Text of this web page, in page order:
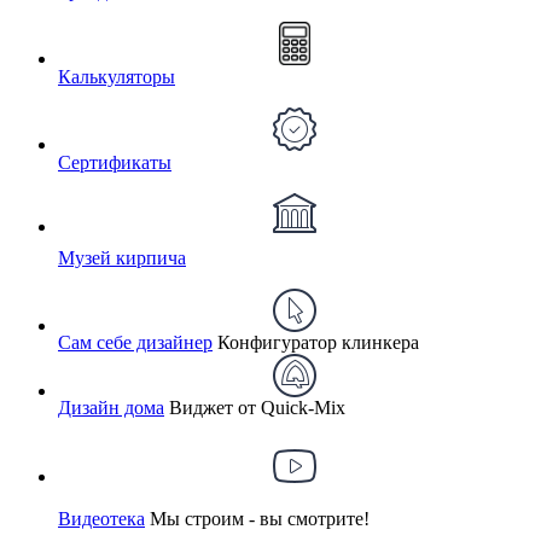
Калькуляторы
Сертификаты
Музей кирпича
Сам себе дизайнер Конфигуратор клинкера
Дизайн дома Виджет от Quick-Mix
Видеотека Мы строим - вы смотрите!